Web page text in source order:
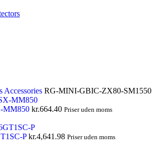
Accessories RG-MINI-GBIC-ZX80-SM1550
MM850 kr.664.40 Priser uden moms
Pkr.4,641.98 Priser uden moms